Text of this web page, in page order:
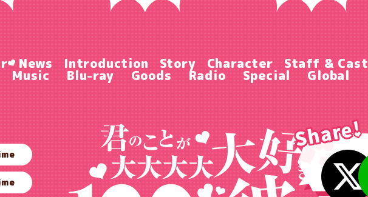
News Introduction Story Character Staff & Cast
Music Blu-ray Goods Radio Special Global